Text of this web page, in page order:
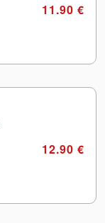
11.90 €
12.90 €